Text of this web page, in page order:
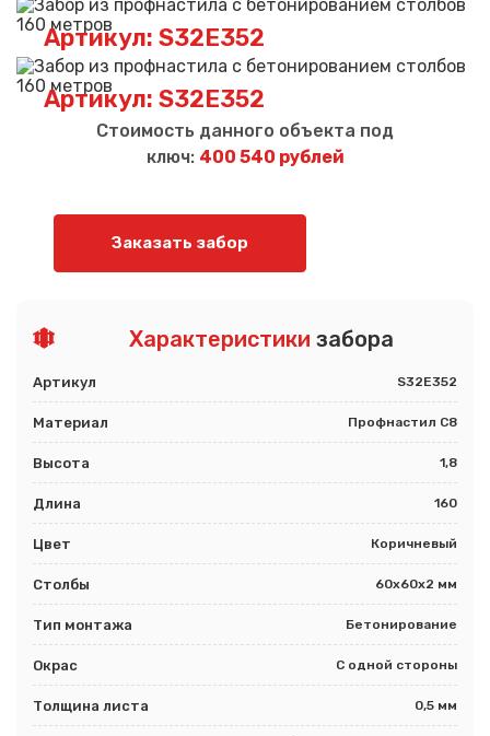
Артикул: S32E352
Артикул: S32E352
Стоимость данного объекта под
ключ: 400 540 рублей
Заказать забор
Характеристики забора
Артикул S32E352
Материал Профнастил С8
Высота 1,8
Длина 160
Цвет Коричневый
Столбы 60х60х2 мм
Тип монтажа Бетонирование
Окрас С одной стороны
Толщина листа 0,5 мм